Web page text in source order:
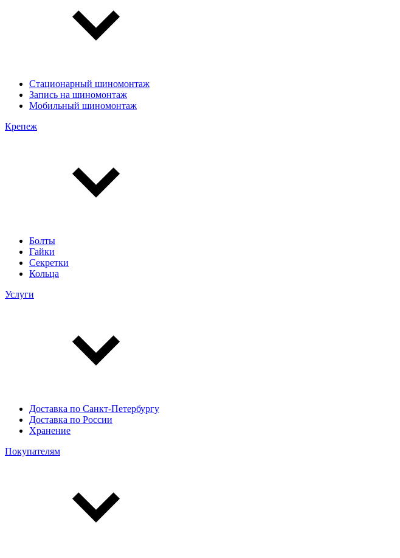
Стационарный шиномонтаж
Запись на шиномонтаж
Мобильный шиномонтаж
Крепеж
Болты
Гайки
Секретки
Кольца
Услуги
Доставка по Санкт-Петербургу
Доставка по России
Хранение
Покупателям